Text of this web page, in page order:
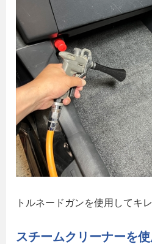
トルネードガンを使用してキ
スチームクリーナーを